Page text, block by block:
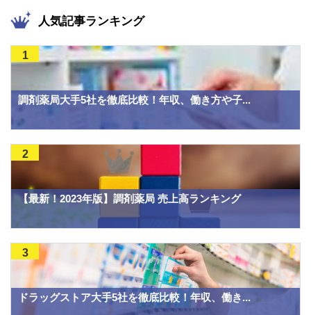
人気記事ランキング
調剤薬局大手5社を徹底比較！年収、働き方や子...
1
【最新！2023年版】調剤薬局 売上高ランキング
2
ドラッグストア大手5社を徹底比較！年収、働き...
3